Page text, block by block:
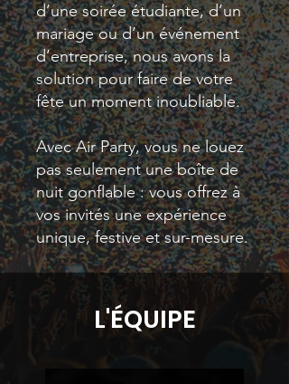
d’une soirée étudiante, d’un
mariage ou d’un événement
d’entreprise, nous avons la
solution pour faire de votre
fête un moment inoubliable.
Avec Air Party, vous ne louez
pas seulement une boîte de
nuit gonflable : vous offrez à
vos invités une expérience
unique, festive et sur-mesure.
L'ÉQUIPE